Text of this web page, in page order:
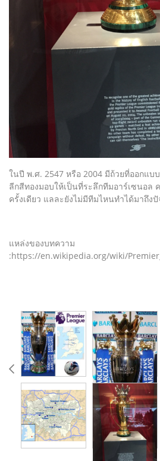
ในปี พ.ศ. 2547 หรือ 2004 มีถ้วยที่ออกแบ
ลีกสีทองมอบให้เป็นที่ระลึกทีมอาร์เซนอล
ครั้งเดียว แลละยังไม่มีทีมไหนทำได้มาถึง
แหล่งของบทความ
:https://en.wikipedia.org/wiki/